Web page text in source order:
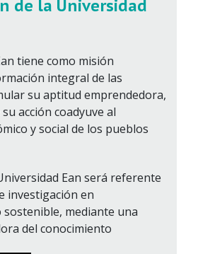
de la Universidad
tiene como misión
integral de las
su aptitud emprendedora,
acción coadyuve al
y social de los pueblos
Ean será referente
investigación en
mediante una
del conocimiento